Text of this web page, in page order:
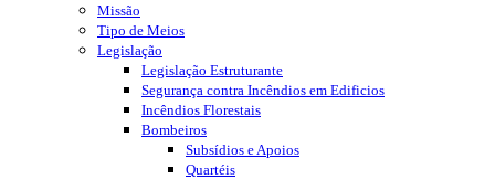
Missão
Tipo de Meios
Legislação
Legislação Estruturante
Segurança contra Incêndios em Edificios
Incêndios Florestais
Bombeiros
Subsídios e Apoios
Quartéis